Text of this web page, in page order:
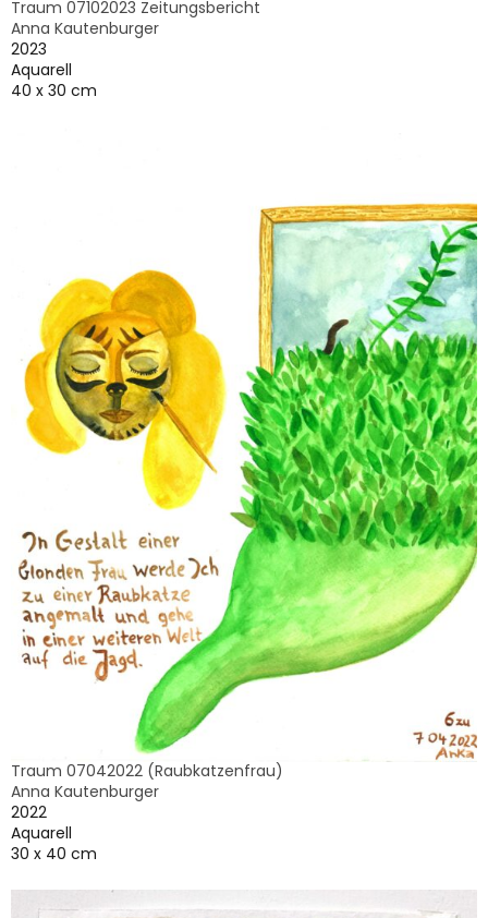
Traum 07102023 Zeitungsbericht
Anna Kautenburger
2023
Aquarell
40 x 30 cm
Traum 07042022 (Raubkatzenfrau)
Anna Kautenburger
2022
Aquarell
30 x 40 cm